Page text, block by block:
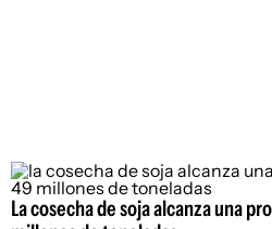
La cosecha de soja alcanza una